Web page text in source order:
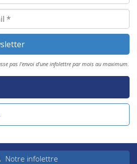
pas l'envoi d'une infolettre par mois au maximum.
Notre infolettre